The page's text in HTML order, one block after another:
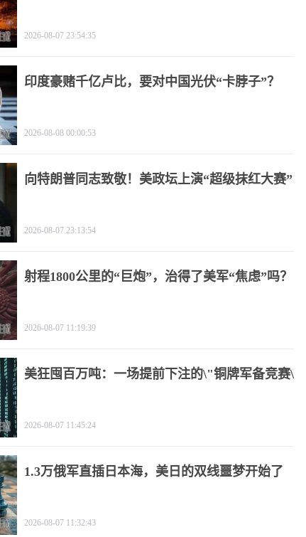
2026-08-07 23:54:35
印度豪赌千亿卢比，要对中国光伏“卡脖子”？
2026-08-08 00:00:53
向特朗普同志致敬！美政坛上演“超级抹红大赛”
2026-08-07 23:13:54
射程1800公里的“巨炮”，治得了美军“焦虑”吗？
2026-08-07 11:19:39
美狂囤百万吨：一场提前下注的\"铜牌军备竞赛\"
2026-08-07 11:45:24
1.3万俄军直插日本海，美日的双线噩梦开始了
2026-08-07 11:32:43